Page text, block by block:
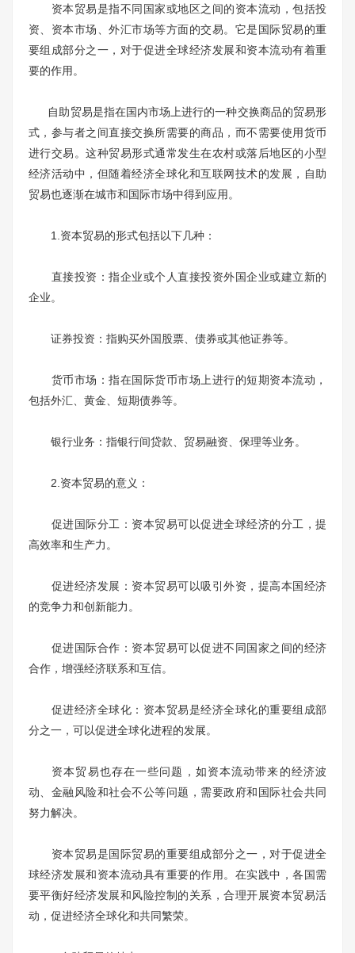
资本贸易是指不同国家或地区之间的资本流动，包括投
资、资本市场、外汇市场等方面的交易。它是国际贸易的重
要组成部分之一，对于促进全球经济发展和资本流动有着重
要的作用。
自助贸易是指在国内市场上进行的一种交换商品的贸易形
式，参与者之间直接交换所需要的商品，而不需要使用货币
进行交易。这种贸易形式通常发生在农村或落后地区的小型
经济活动中，但随着经济全球化和互联网技术的发展，自助
贸易也逐渐在城市和国际市场中得到应用。
1.资本贸易的形式包括以下几种：
直接投资：指企业或个人直接投资外国企业或建立新的
企业。
证券投资：指购买外国股票、债券或其他证券等。
货币市场：指在国际货币市场上进行的短期资本流动，
包括外汇、黄金、短期债券等。
银行业务：指银行间贷款、贸易融资、保理等业务。
2.资本贸易的意义：
促进国际分工：资本贸易可以促进全球经济的分工，提
高效率和生产力。
促进经济发展：资本贸易可以吸引外资，提高本国经济
的竞争力和创新能力。
促进国际合作：资本贸易可以促进不同国家之间的经济
合作，增强经济联系和互信。
促进经济全球化：资本贸易是经济全球化的重要组成部
分之一，可以促进全球化进程的发展。
资本贸易也存在一些问题，如资本流动带来的经济波
动、金融风险和社会不公等问题，需要政府和国际社会共同
努力解决。
资本贸易是国际贸易的重要组成部分之一，对于促进全
球经济发展和资本流动具有重要的作用。在实践中，各国需
要平衡好经济发展和风险控制的关系，合理开展资本贸易活
动，促进经济全球化和共同繁荣。